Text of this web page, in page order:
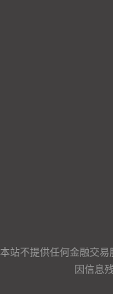
本站不提供任何金融交
因信息